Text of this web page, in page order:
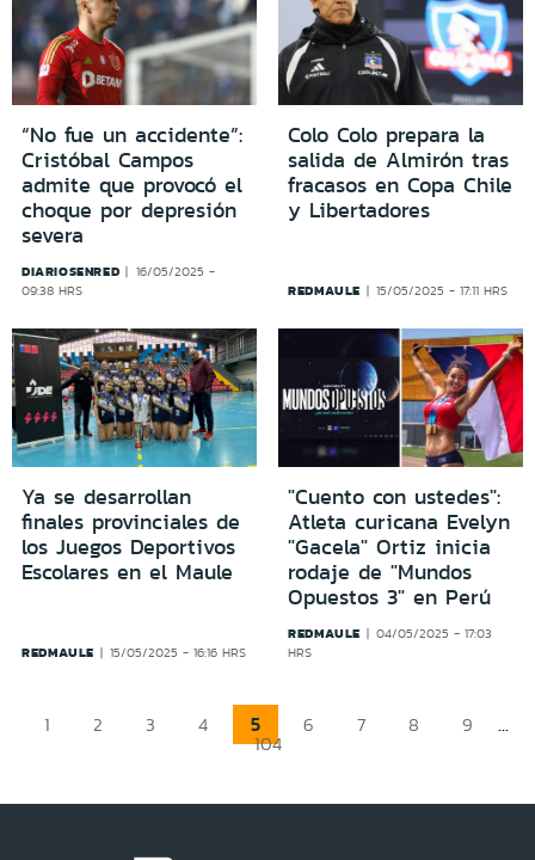
“No fue un accidente”:
Cristóbal Campos
admite que provocó el
choque por depresión
severa
DIARIOSENRED
16/05/2025 -
09:38 HRS
Colo Colo prepara la
salida de Almirón tras
fracasos en Copa Chile
y Libertadores
REDMAULE 15/05/2025 - 17:11 HRS
Ya se desarrollan
finales provinciales de
los Juegos Deportivos
Escolares en el Maule
REDMAULE 15/05/2025 - 16:16 HRS
"Cuento con ustedes":
Atleta curicana Evelyn
"Gacela" Ortiz inicia
rodaje de "Mundos
Opuestos 3" en Perú
REDMAULE
04/05/2025 - 17:03
HRS
1 2 3 4 5 6 7 8 9 ...
104